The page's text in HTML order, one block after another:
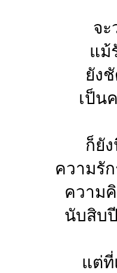
จะ
แม้
ยัง
เป็น
ก็ยั
ความรั
ความ
นับสิบ
แต่ที่